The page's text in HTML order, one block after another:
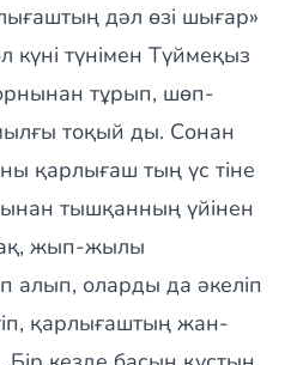
дәл өзі шығар»
түнімен Түймеқыз
тұрып, шөп-
тоқый ды. Сонан
қарлығаш тың үс тіне
тышқанның үйінен
жып-жылы
алып, оларды да әкеліп
қарлығаштың жан-